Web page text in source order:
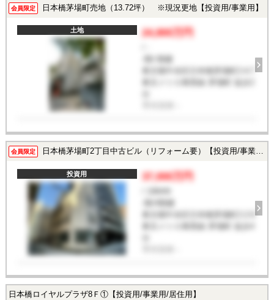
会員限定 日本橋茅場町売地（13.72坪） ※現況更地【投資用/事業用】
土地 24,800万円
会員限定 日本橋茅場町2丁目中古ビル（リフォーム要）【投資用/事業用/居住用】
投資用 37,000万円
-階/4階建
東京都中央区日本橋茅場町2-2-9
東京メトロ東西線 茅場町 徒歩4
日本橋ロイヤルプラザ8Ｆ①【投資用/事業用/居住用】